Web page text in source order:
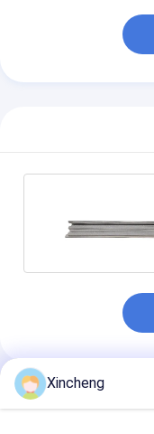
প্রস্তাবিত পণ্য
Xincheng